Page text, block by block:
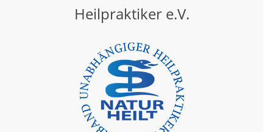
Heilpraktiker e.V.